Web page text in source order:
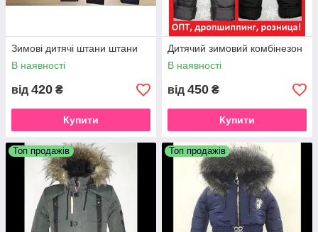
Зимові дитячі штани штани
В наявності
від 420 ₴
Купити
Дитячий зимовий комбінезон
В наявності
від 450 ₴
Купити
Топ продажів Топ продажів